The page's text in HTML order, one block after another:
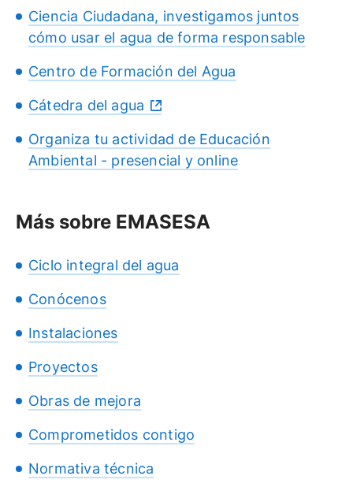
Ciencia Ciudadana, investigamos juntos
cómo usar el agua de forma responsable
Centro de Formación del Agua
Cátedra del agua
Organiza tu actividad de Educación
Ambiental - presencial y online
Más sobre EMASESA
Ciclo integral del agua
Conócenos
Instalaciones
Proyectos
Obras de mejora
Comprometidos contigo
Normativa técnica